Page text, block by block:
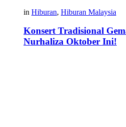
in Hiburan, Hiburan Malaysia
Konsert Tradisional
Nurhaliza Oktober Ini!